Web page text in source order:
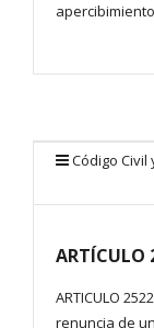
Código Civil
ARTÍCULO
ARTICULO
renuncia de